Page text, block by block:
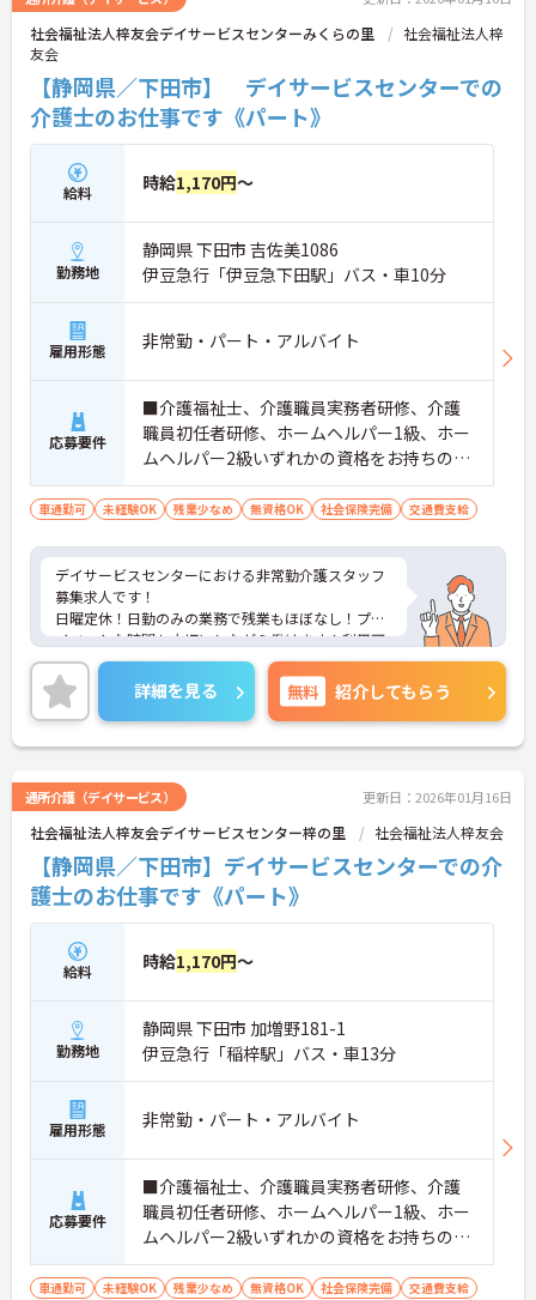
社会福祉法人梓友会デイサービスセンターみくらの里
社会福祉法人梓
友会
【静岡県／下田市】 デイサービスセンターでの
介護士のお仕事です《パート》
給料 時給1,170円～
勤務地
静岡県 下田市 吉佐美1086
伊豆急行「伊豆急下田駅」バス・車10分
雇用形態 非常勤・パート・アルバイト
応募要件
■介護福祉士、介護職員実務者研修、介護
職員初任者研修、ホームヘルパー1級、ホー
ムヘルパー2級いずれかの資格をお持ちの方
※無資格・未経験応相談 ■普通自動車運転
免許（AT限定可）
車通勤可 未経験OK 残業少なめ 無資格OK 社会保険完備 交通費支給
デイサービスセンターにおける非常勤介護スタッフ
募集求人です！
日曜定休！日勤のみの業務で残業もほぼなし！プラ
イベートな時間も大切にしながら働けます！利用可
能な託児所もあり子育て中の方も安心！
ご興味ある方には、面接のポイントなど、さらに詳
細をお話致しますのでお気軽にご相談ください。
詳細を見る 無料 紹介してもらう
通所介護（デイサービス） 更新日：2026年01月16日
社会福祉法人梓友会デイサービスセンター梓の里 社会福祉法人梓友会
【静岡県／下田市】デイサービスセンターでの介
護士のお仕事です《パート》
給料 時給1,170円～
勤務地
静岡県 下田市 加増野181-1
伊豆急行「稲梓駅」バス・車13分
雇用形態 非常勤・パート・アルバイト
応募要件
■介護福祉士、介護職員実務者研修、介護
職員初任者研修、ホームヘルパー1級、ホー
ムヘルパー2級いずれかの資格をお持ちの方
※無資格・未経験応相談 ■普通自動車運転
免許（AT限定可）
車通勤可 未経験OK 残業少なめ 無資格OK 社会保険完備 交通費支給